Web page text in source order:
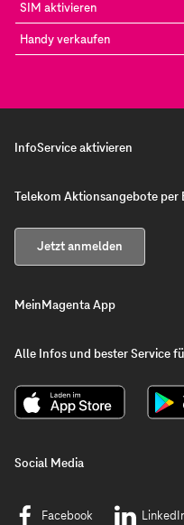
SIM aktivieren
Handy verkaufen
InfoService aktivieren
Telekom Aktionsangebote per
Jetzt anmelden
MeinMagenta App
Alle Infos und bester Service
Social Media
Facebook